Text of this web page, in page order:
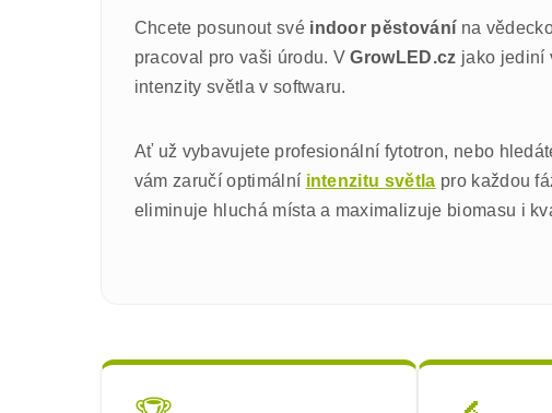
Chcete posunout své indoor pěstování na
pracoval pro vaši úrodu. VGrowLED.cz jako jediní
intenzity světla v softwaru.
Ať už vybavujete profesionální fytotron, nebo
vám zaručí optimální intenzitu světla pro každou
eliminuje hluchá místa a maximalizuje biomasu i